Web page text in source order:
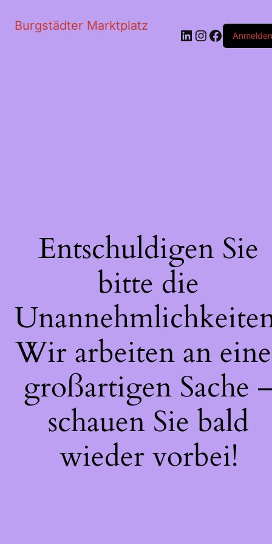
Burgstädter Marktplatz
LinkedIn
Instagram
Anmelden
Entschuldigen Sie
bitte die
Wir arbeiten an
großartigen Sache
schauen Sie bald
wieder vorbei!